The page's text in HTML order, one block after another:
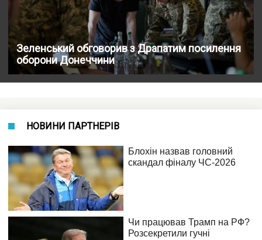
Зеленський обговорив з Драпатим посилення
оборони Донеччини
НОВИНИ ПАРТНЕРІВ